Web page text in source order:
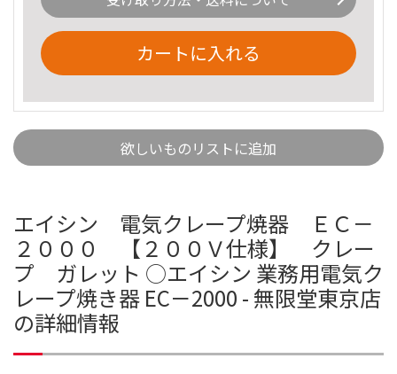
カートに入れる
欲しいものリストに追加
エイシン 電気クレープ焼器 ＥＣ－
２０００ 【２００Ｖ仕様】 クレー
プ ガレット ○エイシン 業務用電気ク
レープ焼き器 EC－2000 - 無限堂東京店
の詳細情報